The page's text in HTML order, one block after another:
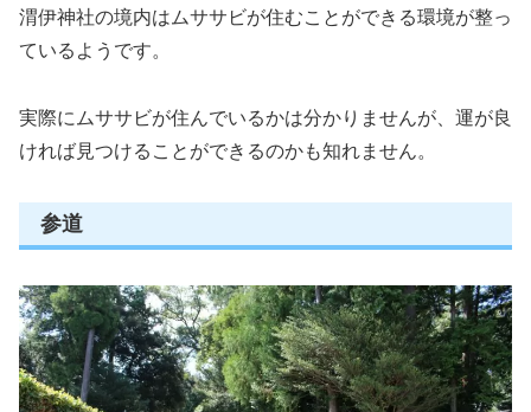
渭伊神社の境内はムササビが住むことができる環境が整っ
ているようです。
実際にムササビが住んでいるかは分かりませんが、運が良
ければ見つけることができるのかも知れません。
参道